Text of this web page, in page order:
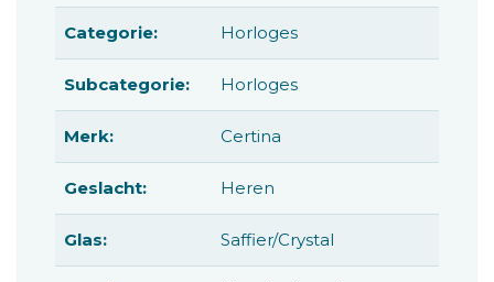
Categorie: Horloges
Subcategorie: Horloges
Merk: Certina
Geslacht: Heren
Glas: Saffier/Crystal